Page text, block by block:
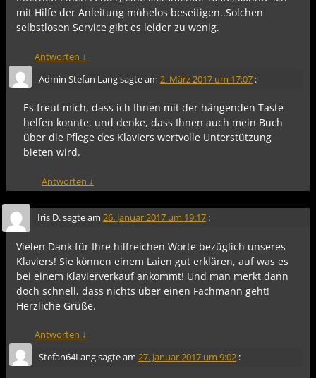
mit Hilfe der Anleitung mühelos beseitigen..Solchen
selbstlosen Service gibt es leider zu wenig.
Antworten ↓
Admin Stefan Langsagte am 2. März 2017 um 17:07 :
Es freut mich, dass ich Ihnen mit der hängenden Taste
helfen konnte, und denke, dass Ihnen auch mein Buch
über die Pflege des Klaviers wertvolle Unterstützung
bieten wird.
Antworten ↓
Iris D.sagte am 26. Januar 2017 um 19:17 :
Vielen Dank für Ihre hilfreichen Worte bezüglich unseres
Klaviers! Sie können einem Laien gut erklären, auf was es
bei einem Klavierverkauf ankommt! Und man merkt dann
doch schnell, dass nichts über einen Fachmann geht!
Herzliche Grüße.
Antworten ↓
Stefan64Langsagte am 27. Januar 2017 um 9:02 :